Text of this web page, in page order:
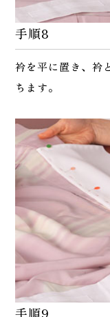
手順8
衿を平に置き、衿
ちます。
手順9